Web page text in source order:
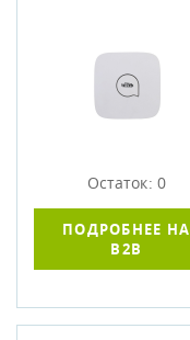
Остаток: 0
ПОДРОБНЕЕ НА
B2B